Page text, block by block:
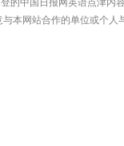
的中国日报网英语点津内
本网站合作的单位或个人